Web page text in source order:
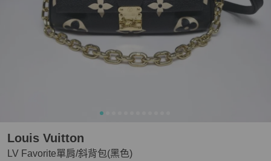
LV Favorite單肩/斜背包(黑色)
Louis Vuitton